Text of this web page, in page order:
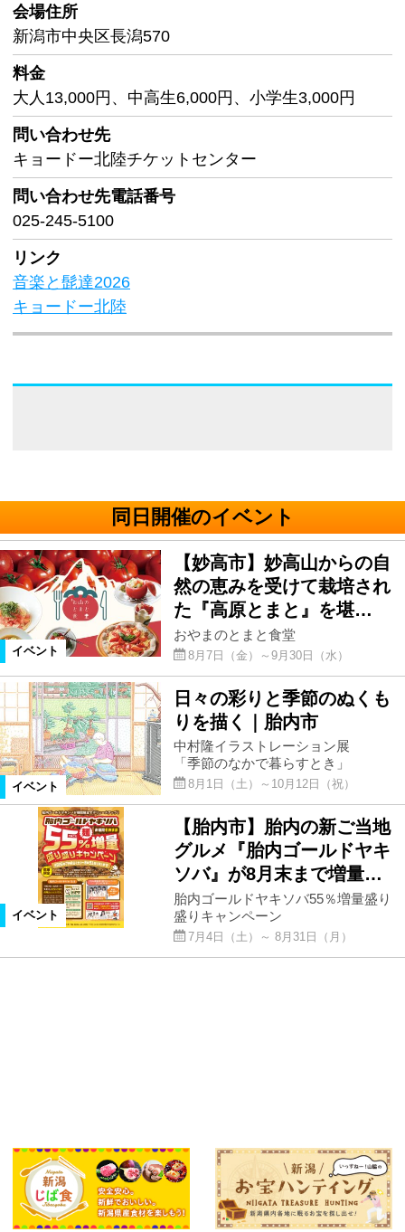
会場住所
新潟市中央区長潟570
料金
大人13,000円、中高生6,000円、小学生3,000円
問い合わせ先
キョードー北陸チケットセンター
問い合わせ先電話番号
025-245-5100
リンク
音楽と髭達2026
キョードー北陸
同日開催のイベント
イベント
【妙高市】妙高山からの自
然の恵みを受けて栽培され
た『高原とまと』を堪…
おやまのとまと食堂
8月7日（金）～9月30日（水）
イベント
日々の彩りと季節のぬくも
りを描く｜胎内市
中村隆イラストレーション展
「季節のなかで暮らすとき」
8月1日（土）～10月12日（祝）
イベント
【胎内市】胎内の新ご当地
グルメ『胎内ゴールドヤキ
ソバ』が8月末まで増量…
胎内ゴールドヤキソバ55％増量盛り
盛りキャンペーン
7月4日（土）～ 8月31日（月）